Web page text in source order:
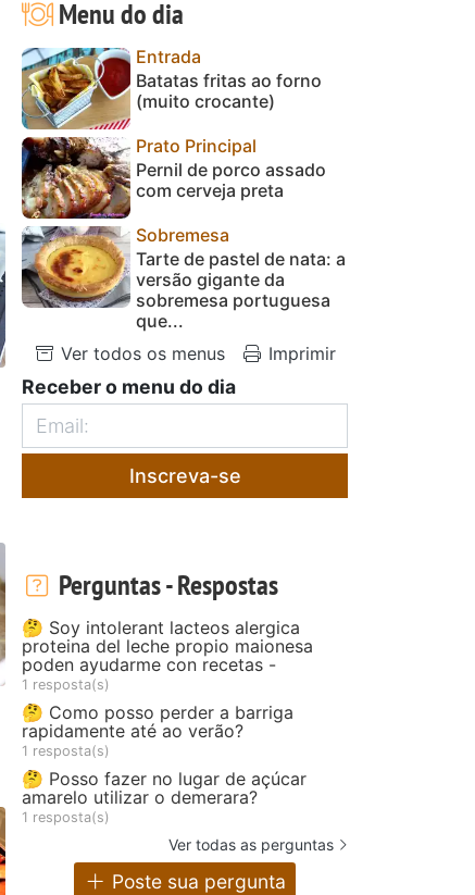
Menu do dia
Entrada
Batatas fritas ao forno
(muito crocante)
Prato Principal
Pernil de porco assado
com cerveja preta
Sobremesa
Tarte de pastel de nata: a
versão gigante da
sobremesa portuguesa
que...
Ver todos os menus
Imprimir
Receber o menu do dia
Inscreva-se
Perguntas - Respostas
🤔 Soy intolerant lacteos alergica
proteina del leche propio maionesa
poden ayudarme con recetas -
1 resposta(s)
🤔 Como posso perder a barriga
rapidamente até ao verão?
1 resposta(s)
🤔 Posso fazer no lugar de açúcar
amarelo utilizar o demerara?
1 resposta(s)
Ver todas as perguntas
Poste sua pergunta